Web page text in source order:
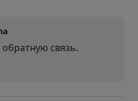
связь.